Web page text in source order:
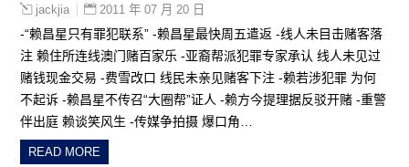
jackjia 2011 年 07 月 20 日
-“赖昌星只有罪犯联系” -赖昌星最快周五遣返 -线人未目击赌客落
注 赖住所连线澳门赌百家乐 -亚裔帮派犯罪专家承认 线人未见过
赌钱现金交易 -费雪改口 线民未亲见赌客下注 -赖若涉犯罪 为何
不起诉 -赖昌星不传召“大圈帮”证人 -赖方今提理据反驳开赌 -重警
伴出庭 赖谈笑风生 -传媒争拍摄 爆口角…
READ MORE